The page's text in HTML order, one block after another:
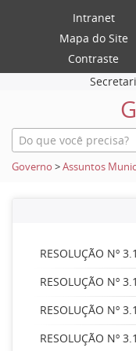
Intranet
Mapa do Site
Contraste
Governo >Assuntos
RESOLUÇÃO Nº
RESOLUÇÃO Nº
RESOLUÇÃO Nº
RESOLUÇÃO Nº